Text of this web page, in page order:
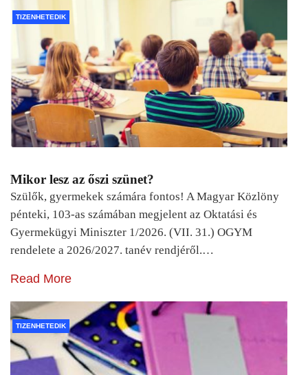
TIZENHETEDIK
Mikor lesz az őszi szünet?
Szülők, gyermekek számára fontos! A Magyar Közlöny
pénteki, 103-as számában megjelent az Oktatási és
Gyermekügyi Miniszter 1/2026. (VII. 31.) OGYM
rendelete a 2026/2027. tanév rendjéről.…
Read More
TIZENHETEDIK